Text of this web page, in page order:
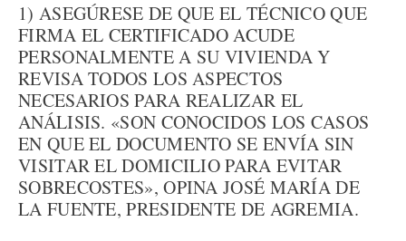
1) ASEGÚRESE DE QUE EL TÉCNICO QUE
FIRMA EL CERTIFICADO ACUDE
PERSONALMENTE A SU VIVIENDA Y
REVISA TODOS LOS ASPECTOS
NECESARIOS PARA REALIZAR EL
ANÁLISIS. «SON CONOCIDOS LOS CASOS
EN QUE EL DOCUMENTO SE ENVÍA SIN
VISITAR EL DOMICILIO PARA EVITAR
SOBRECOSTES», OPINA JOSÉ MARÍA DE
LA FUENTE, PRESIDENTE DE AGREMIA.